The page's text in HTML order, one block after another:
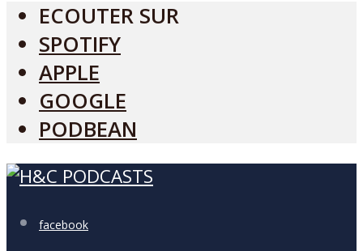
ECOUTER SUR
SPOTIFY
APPLE
GOOGLE
PODBEAN
facebook